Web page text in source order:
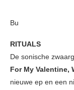
Bu
RITUALS
De sonische
For My Valentine,
nieuwe ep en een